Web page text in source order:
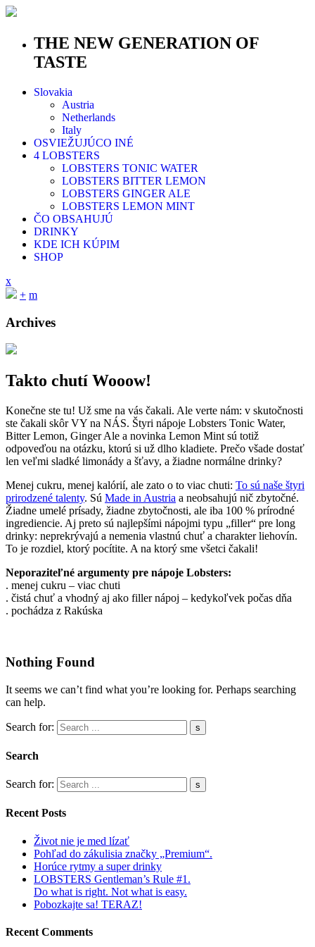
THE NEW GENERATION OF
TASTE
Slovakia
Austria
Netherlands
Italy
OSVIEŽUJÚCO INÉ
4 LOBSTERS
LOBSTERS TONIC WATER
LOBSTERS BITTER LEMON
LOBSTERS GINGER ALE
LOBSTERS LEMON MINT
ČO OBSAHUJÚ
DRINKY
KDE ICH KÚPIM
SHOP
x
+ m
Archives
Takto chutí Wooow!
Konečne ste tu! Už sme na vás čakali. Ale verte nám: v skutočnosti
ste čakali skôr VY na NÁS. Štyri nápoje Lobsters Tonic Water,
Bitter Lemon, Ginger Ale a novinka Lemon Mint sú totiž
odpoveďou na otázku, ktorú si už dlho kladiete. Prečo všade dostať
len veľmi sladké limonády a šťavy, a žiadne normálne drinky?
Menej cukru, menej kalórií, ale zato o to viac chuti: To sú naše štyri
prirodzené talenty. Sú Made in Austria a neobsahujú nič zbytočné.
Žiadne umelé prísady, žiadne zbytočnosti, ale iba 100 % prírodné
ingrediencie. Aj preto sú najlepšími nápojmi typu „filler“ pre long
drinky: neprekrývajú a nemenia vlastnú chuť a charakter liehovín.
To je rozdiel, ktorý pocítite. A na ktorý sme všetci čakali!
Neporaziteľné argumenty pre nápoje Lobsters:
. menej cukru – viac chuti
. čistá chuť a vhodný aj ako filler nápoj – kedykoľvek počas dňa
. pochádza z Rakúska
Nothing Found
It seems we can’t find what you’re looking for. Perhaps searching
can help.
Search for:
Search
Search for:
Recent Posts
Život nie je med lízať
Pohľad do zákulisia značky „Premium“.
Horúce rytmy a super drinky
LOBSTERS Gentleman’s Rule #1.
Do what is right. Not what is easy.
Pobozkajte sa! TERAZ!
Recent Comments